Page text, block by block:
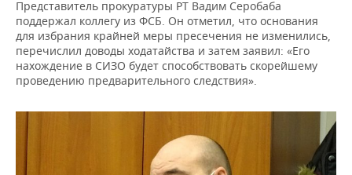
Представитель прокуратуры РТ Вадим Серобаба
поддержал коллегу из ФСБ. Он отметил, что основания
для избрания крайней меры пресечения не изменились,
перечислил доводы ходатайства и затем заявил: «Его
нахождение в СИЗО будет способствовать скорейшему
проведению предварительного следствия».